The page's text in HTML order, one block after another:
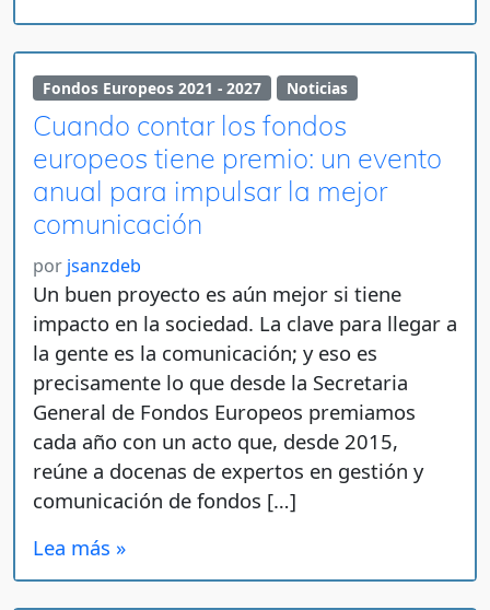
Fondos Europeos 2021 - 2027 Noticias
Cuando contar los fondos
europeos tiene premio: un evento
anual para impulsar la mejor
comunicación
por jsanzdeb
Un buen proyecto es aún mejor si tiene
impacto en la sociedad. La clave para llegar a
la gente es la comunicación; y eso es
precisamente lo que desde la Secretaria
General de Fondos Europeos premiamos
cada año con un acto que, desde 2015,
reúne a docenas de expertos en gestión y
comunicación de fondos […]
Lea más »